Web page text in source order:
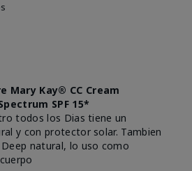
Mary Kay® CC Cream
SPF 15*
todos los Dias tiene un
y con protector solar. Tambien
natural, lo uso como